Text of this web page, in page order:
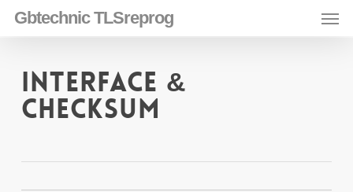
Gbtechnic TLSreprog
Interface &
Checksum